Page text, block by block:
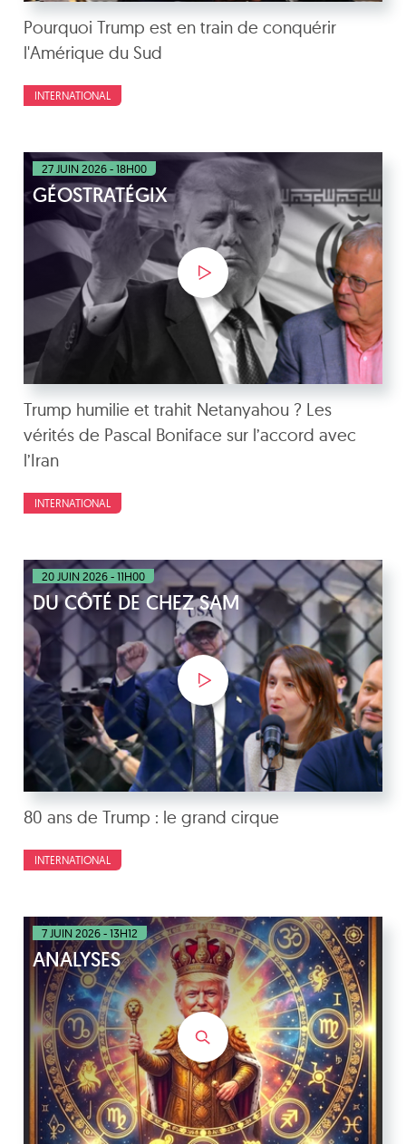
Pourquoi Trump est en train de conquérir
l'Amérique du Sud
INTERNATIONAL
27 JUIN 2026 - 18H00
GÉOSTRATÉGIX
Trump humilie et trahit Netanyahou ? Les
vérités de Pascal Boniface sur l’accord avec
l’Iran
INTERNATIONAL
20 JUIN 2026 - 11H00
DU CÔTÉ DE CHEZ SAM
80 ans de Trump : le grand cirque
INTERNATIONAL
7 JUIN 2026 - 13H12
ANALYSES